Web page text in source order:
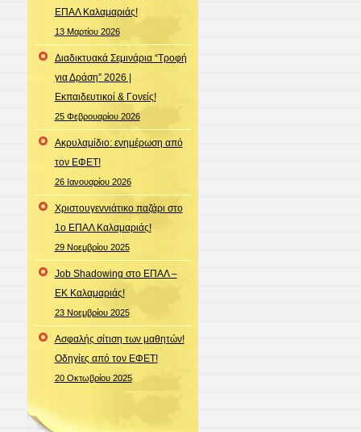
ΕΠΑΛ Καλαμαριάς!
13 Μαρτίου 2026
Διαδικτυακά Σεμινάρια “Τροφή
για Δράση” 2026 |
Εκπαιδευτικοί & Γονείς!
25 Φεβρουαρίου 2026
Ακρυλαμίδιο: ενημέρωση από
τον ΕΦΕΤ!
26 Ιανουαρίου 2026
Χριστουγεννιάτικο παζάρι στο
1ο ΕΠΑΛ Καλαμαριάς!
29 Νοεμβρίου 2025
Job Shadowing στο ΕΠΑΛ –
ΕΚ Καλαμαριάς!
23 Νοεμβρίου 2025
Ασφαλής σίτιση των μαθητών!
Οδηγίες από τον ΕΦΕΤ!
20 Οκτωβρίου 2025